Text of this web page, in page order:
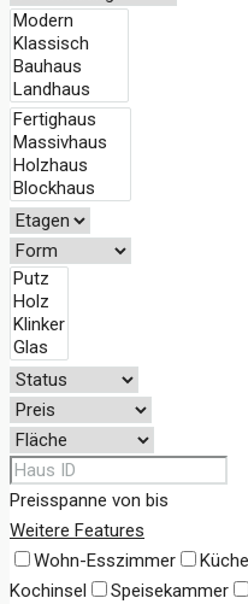
Preisspanne von bis
Weitere Features
Wohn-Esszimmer
Kochinsel
Speisekammer